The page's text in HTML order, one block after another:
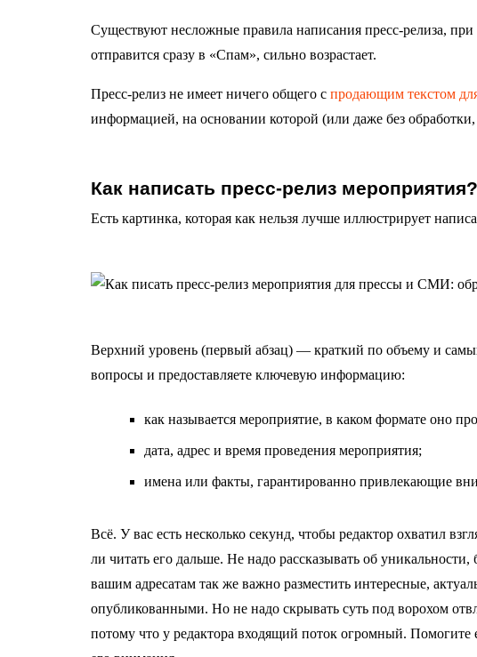
Существуют несложные правила написания пресс-релиза,
отправится сразу в «Спам», сильно возрастает.
Пресс-релиз не имеет ничего общего с продающим текстом
информацией, на основании которой (или даже без
Как написать пресс-релиз мероприятия?
Есть картинка, которая как нельзя лучше иллюстрирует
Верхний уровень (первый абзац) — краткий по объему и
вопросы и предоставляете ключевую информацию:
как называется мероприятие, в каком формате оно
дата, адрес и время проведения мероприятия;
имена или факты, гарантированно привлекающие
Всё. У вас есть несколько секунд, чтобы редактор охватил
ли читать его дальше. Не надо рассказывать об
вашим адресатам так же важно разместить интересные,
опубликованными. Но не надо скрывать суть под ворохом
потому что у редактора входящий поток огромный.